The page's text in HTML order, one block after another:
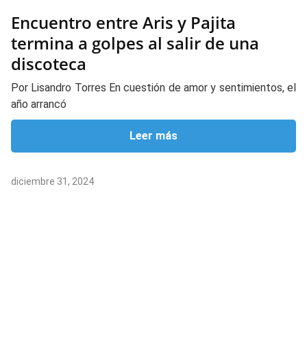
Encuentro entre Aris y Pajita
termina a golpes al salir de una
discoteca
Por Lisandro Torres En cuestión de amor y sentimientos, el
año arrancó
Leer más
diciembre 31, 2024